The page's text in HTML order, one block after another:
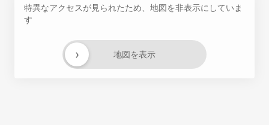
特異なアクセスが見られたため、地図を非表示にしていま
す
地図を表示
›